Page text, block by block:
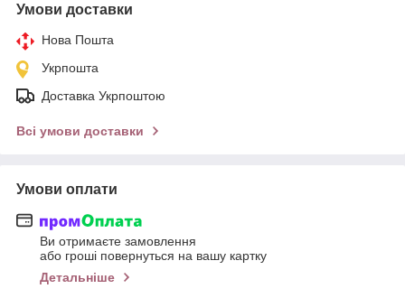
Умови доставки
Нова Пошта
Укрпошта
Доставка Укрпоштою
Всі умови доставки
Умови оплати
Ви отримаєте замовлення
або гроші повернуться на вашу картку
Детальніше